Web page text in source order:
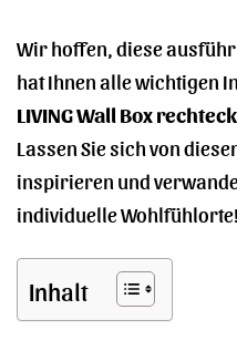
Wir hoffen, diese
hat Ihnen alle wichtigen
LIVING Wall Box
Lassen Sie sich von
inspirieren und
individuelle Wohlfühlorte!
Inhalt